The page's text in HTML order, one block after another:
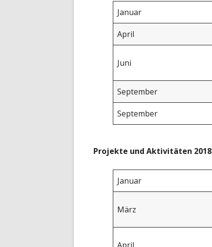
Januar
April
Juni
September
September
Projekte und Aktivitäten 2018
Januar
März